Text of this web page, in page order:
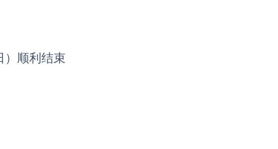
）顺利结束